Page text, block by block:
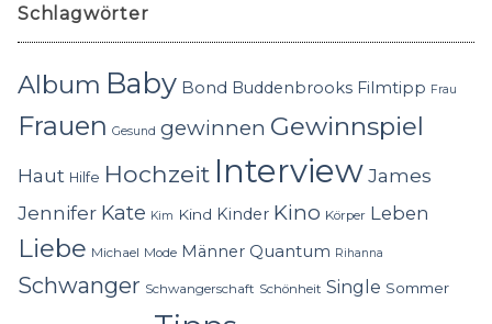
Schlagwörter
Album Baby Bond Buddenbrooks Filmtipp Frau
Frauen Gesund gewinnen Gewinnspiel
Haut Hilfe Hochzeit InterviewJames
Jennifer Kate Kim Kind Kinder Kino Körper Leben
Liebe Michael Mode Männer Quantum Rihanna
Schwanger Schwangerschaft Schönheit Single Sommer